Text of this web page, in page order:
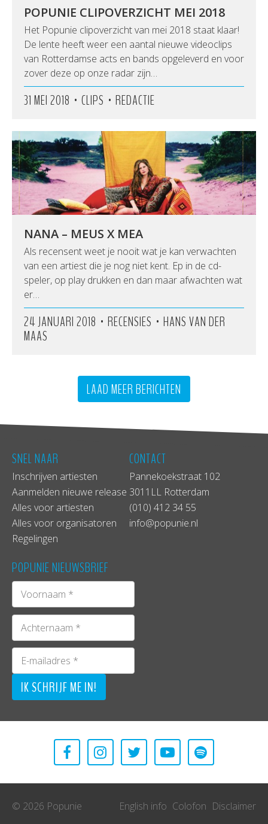
POPUNIE CLIPOVERZICHT MEI 2018
Het Popunie clipoverzicht van mei 2018 staat klaar!
De lente heeft weer een aantal nieuwe videoclips
van Rotterdamse acts en bands opgeleverd en voor
zover deze op onze radar zijn…
31 MEI 2018 • CLIPS • REDACTIE
NANA – MEUS X MEA
Als recensent weet je nooit wat je kan verwachten
van een artiest die je nog niet kent. Ep in de cd-
speler, op play drukken en dan maar afwachten wat
er…
24 JANUARI 2018 • RECENSIES • HANS VAN DER
MAAS
LAAD MEER BERICHTEN
SNEL NAAR
Inschrijven artiesten
Aanmelden nieuwe release
Alles voor artiesten
Alles voor organisatoren
Regelingen
CONTACT
Pannekoekstraat 102
3011LL Rotterdam
(010) 412 34 55
info@popunie.nl
POPUNIE NIEUWSBRIEF
© 2026 Popunie English info Colofon Disclaimer